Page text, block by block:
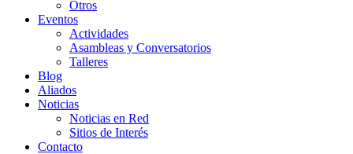
Otros
Eventos
Actividades
Asambleas y Conversatorios
Talleres
Blog
Aliados
Noticias
Noticias en Red
Sitios de Interés
Contacto